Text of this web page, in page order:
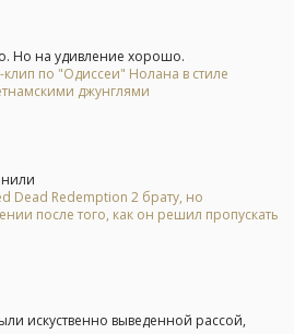
Но на удивление хорошо.
по "Одиссеи" Нолана в стиле
джунглями
Dead Redemption 2 брату, но
после того, как он решил пропускать
искуственно выведенной рассой,